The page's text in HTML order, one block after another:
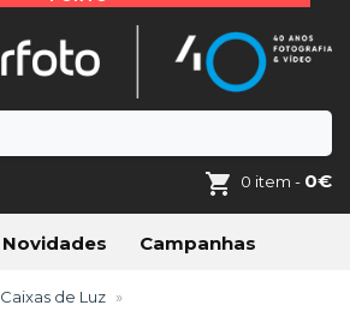
0 item - 0€
Novidades Campanhas
Caixas de Luz